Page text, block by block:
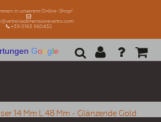
in unserem Online-Shop!
+39 0163 560432
Google
14 Mm L 48 Mm - Glänzende Gold